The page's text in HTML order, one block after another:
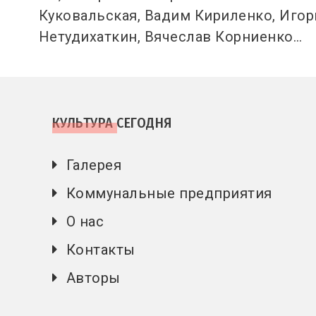
Куковальская, Вадим Кириленко,
Нетудихаткин, Вячеслав Корниенко…
КУЛЬТУРА СЕГОДНЯ
Галерея
Коммунальные предприятия
О нас
Контакты
Авторы